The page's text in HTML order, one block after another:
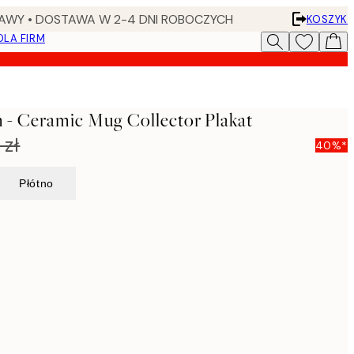
• DOSTAWA W 2-4 DNI ROBOCZYCH
KOSZYK
FIRM
- Ceramic Mug Collector Plakat
40%*
Płótno